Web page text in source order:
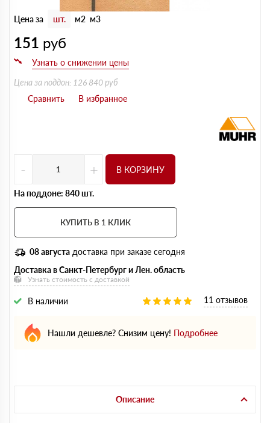
Цена за шт. м2 м3
151 руб
Цена за поддон: 126 840 руб
- + В КОРЗИНУ
На поддоне: 840 шт.
КУПИТЬ В 1 КЛИК
08 августа доставка при заказе сегодня
Доставка в Санкт-Петербург и Лен. область
Узнать стоимость с доставкой
В наличии 11 отзывов
Нашли дешевле? Снизим цену! Подробнее
Описание